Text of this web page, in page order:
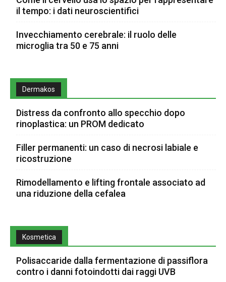
il tempo: i dati neuroscientifici
Invecchiamento cerebrale: il ruolo delle
microglia tra 50 e 75 anni
Dermakos
Distress da confronto allo specchio dopo
rinoplastica: un PROM dedicato
Filler permanenti: un caso di necrosi labiale e
ricostruzione
Rimodellamento e lifting frontale associato ad
una riduzione della cefalea
Kosmetica
Polisaccaride dalla fermentazione di passiflora
contro i danni fotoindotti dai raggi UVB